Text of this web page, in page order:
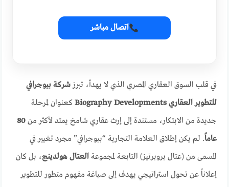
اتصال مباشر
في قلب السوق العقاري المصري الذي لا يهدأ، تبرزشركة بيوجرافي
للتطوير العقاري Biography Developments
كعنوان لمرحلة
جديدة من الابتكار، مستندة إلى إرث عقاري شامخ يمتد لأكثر من80
عاماً. لم يكن إطلاق العلامة التجارية “بيوجرافي” مجرد تغيير في
المسمى من (عتال بروبرتيز) التابعة لمجموعةالعتال هولدينج، بل كان
إعلاناً عن تحول استراتيجي يهدف إلى صياغة مفهوم متطور للتطوير